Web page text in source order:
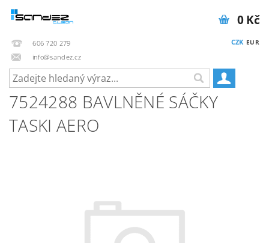
606 720 279
info@sandez.cz
CZK EUR
0 Kč
7524288 BAVLNĚNÉ SÁČKY
TASKI AERO